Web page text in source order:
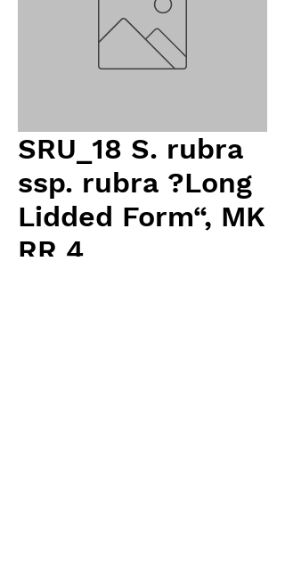
SRU_18 S. rubra
ssp. rubra ?Long
Lidded Form“, MK
RR 4